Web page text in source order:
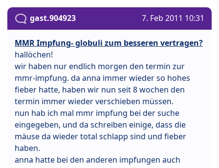
gast.904923 7. Feb 2011 10:31
MMR Impfung- globuli zum besseren vertragen?
hallöchen!
wir haben nur endlich morgen den termin zur
mmr-impfung. da anna immer wieder so hohes
fieber hatte, haben wir nun seit 8 wochen den
termin immer wieder verschieben müssen.
nun hab ich mal mmr impfung bei der suche
eingegeben, und da schreiben einige, dass die
mäuse da wieder total schlapp sind und fieber
haben.
anna hatte bei den anderen impfungen auch